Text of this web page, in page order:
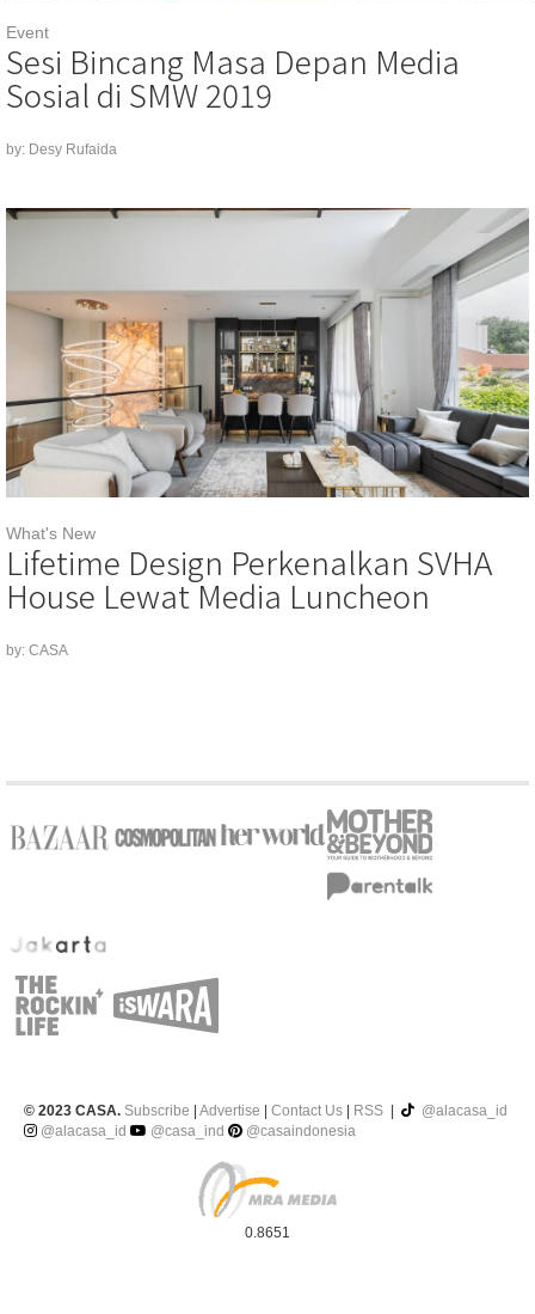
Event
Sesi Bincang Masa Depan Media
Sosial di SMW 2019
by: Desy Rufaida
What's New
Lifetime Design Perkenalkan SVHA
House Lewat Media Luncheon
by: CASA
© 2023 CASA. Subscribe Advertise Contact Us RSS
@alacasa_id
@alacasa_id
@casa_ind @casaindonesia
0.8651